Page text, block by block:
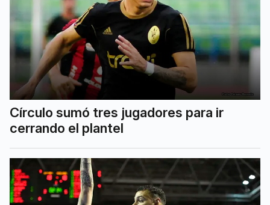
Círculo sumó tres jugadores para ir
cerrando el plantel